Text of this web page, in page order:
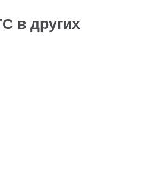
в других